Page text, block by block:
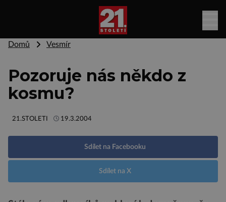
Domů Vesmír
Pozoruje nás někdo z
kosmu?
21.STOLETI 19.3.2004
Sdílet na Facebooku
Sdílet na X